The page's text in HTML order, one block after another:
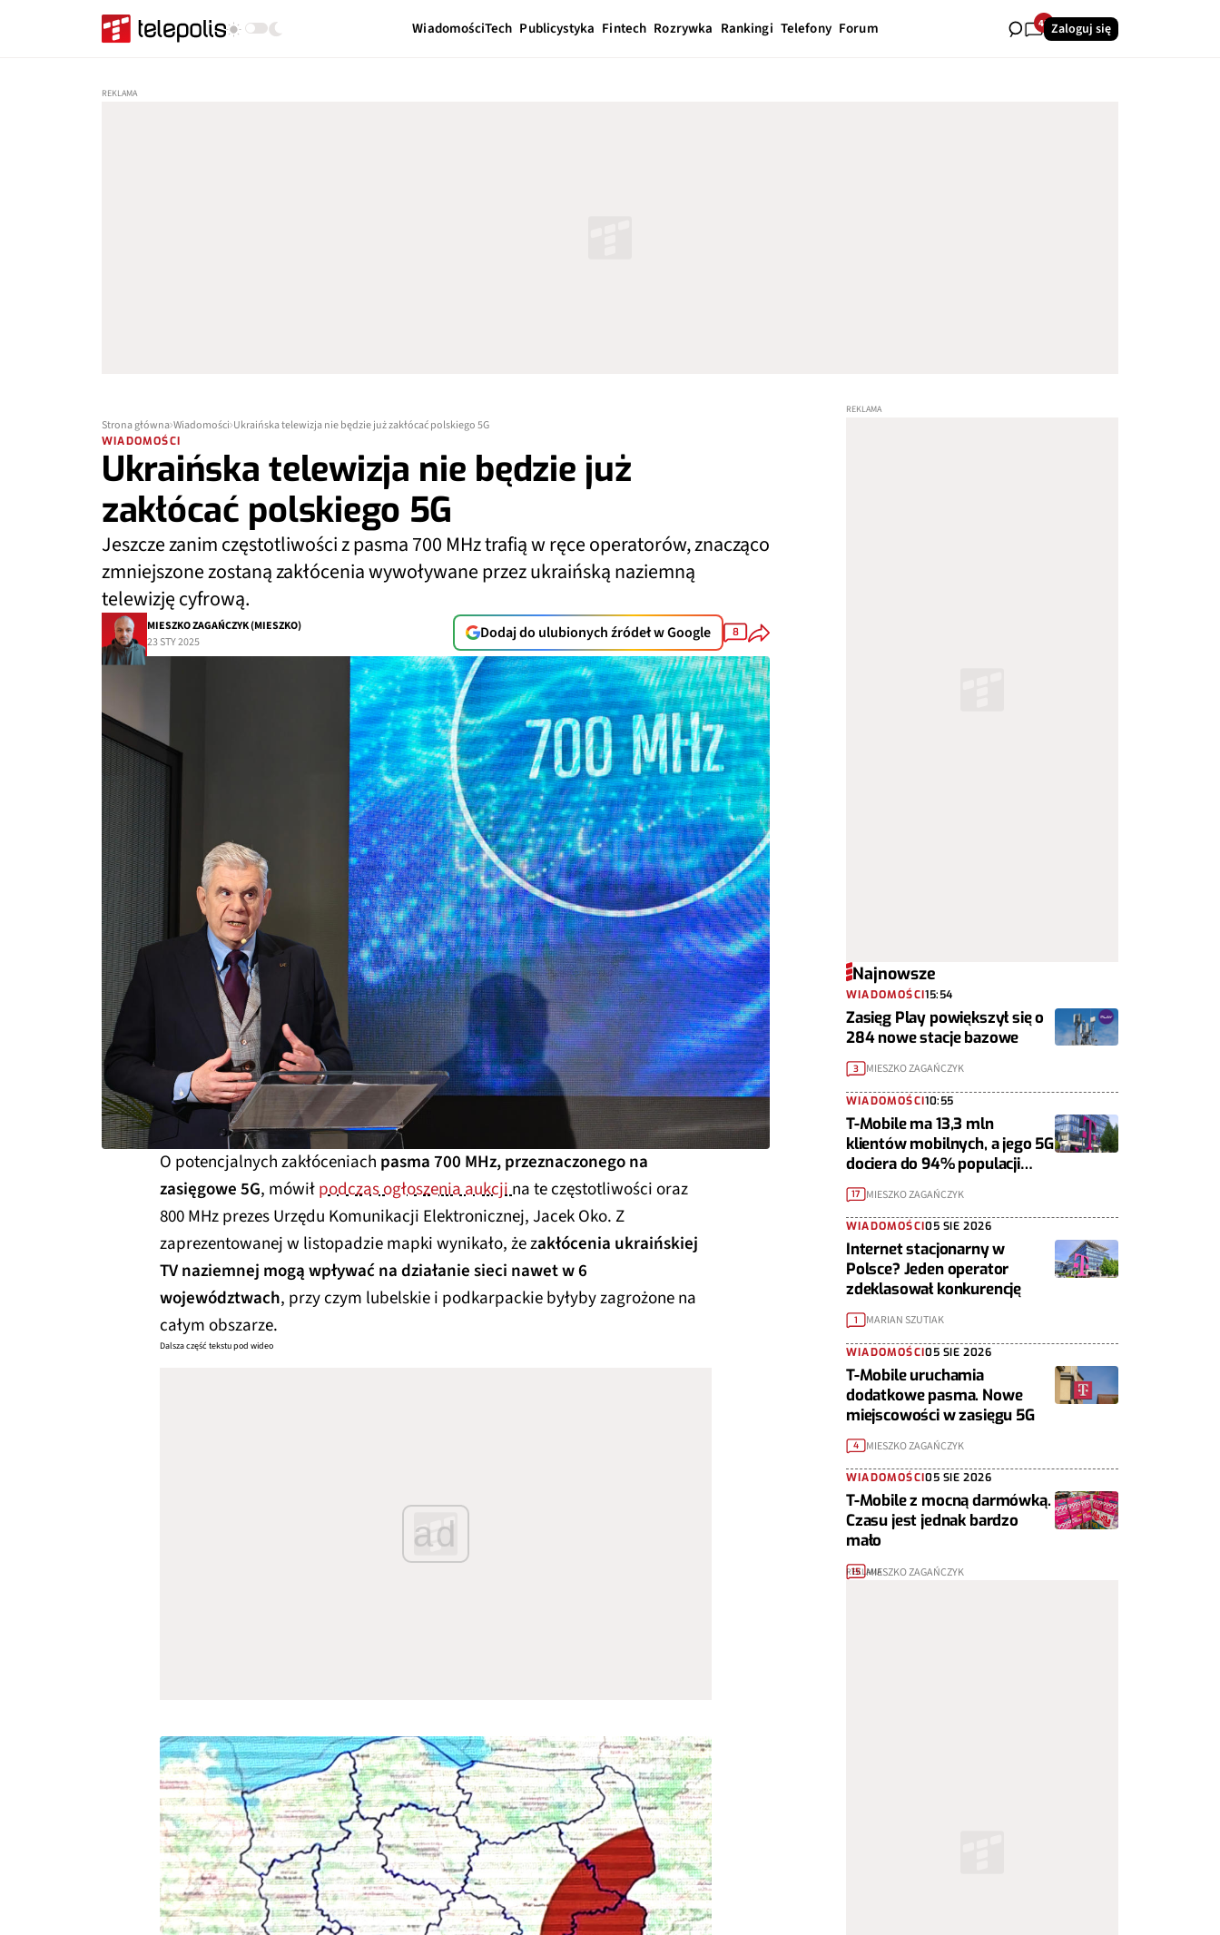
WiadomościTech Publicystyka Fintech Rozrywka Rankingi Telefony Forum 42Zaloguj się
Strona główna Wiadomości Ukraińska telewizja nie będzie już zakłócać polskiego 5G
WIADOMOŚCI
Ukraińska telewizja nie będzie już
zakłócać polskiego 5G
Jeszcze zanim częstotliwości z pasma 700 MHz trafią w ręce operatorów, znacząco
zmniejszone zostaną zakłócenia wywoływane przez ukraińską naziemną
telewizję cyfrową.
MIESZKO ZAGAŃCZYK (MIESZKO)
23 STY 2025
Dodaj do ulubionych źródeł w Google 8
O potencjalnych zakłóceniach pasma 700 MHz, przeznaczonego na
zasięgowe 5G, mówiłpodczas ogłoszenia aukcjina te częstotliwości oraz
800 MHz prezes Urzędu Komunikacji Elektronicznej, Jacek Oko. Z
zaprezentowanej w listopadzie mapki wynikało, że zakłócenia ukraińskiej
TV naziemnej mogą wpływać na działanie sieci nawet w 6
województwach, przy czym lubelskie i podkarpackie byłyby zagrożone na
całym obszarze.
Dalsza część tekstu pod wideo
ad
Najnowsze
WIADOMOŚCI15:54
Zasięg Play powiększył się o
284 nowe stacje bazowe
3 MIESZKO ZAGAŃCZYK
WIADOMOŚCI10:55
T-Mobile ma 13,3 mln
klientów mobilnych, a jego 5G
dociera do 94% populacji
Polski
17 MIESZKO ZAGAŃCZYK
WIADOMOŚCI05 SIE 2026
Internet stacjonarny w
Polsce? Jeden operator
zdeklasował konkurencję
1 MARIAN SZUTIAK
WIADOMOŚCI05 SIE 2026
T-Mobile uruchamia
dodatkowe pasma. Nowe
miejscowości w zasięgu 5G
4 MIESZKO ZAGAŃCZYK
WIADOMOŚCI05 SIE 2026
T-Mobile z mocną darmówką.
Czasu jest jednak bardzo
mało
15 MIESZKO ZAGAŃCZYK